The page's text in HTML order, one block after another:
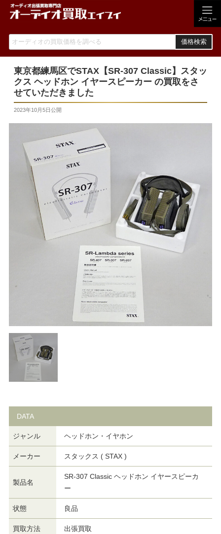
価格検索
東京都練馬区でSTAX【SR-307 Classic】スタッ
クス ヘッドホン イヤースピーカー の買取をさ
せていただきました
2023年10月5日公開
DATA
ジャンル ヘッドホン・イヤホン
メーカー スタックス ( STAX )
製品名
SR-307 Classic ヘッドホン イヤースピーカ
ー
状態 良品
買取方法 出張買取